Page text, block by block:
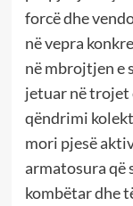
forcë dhe
në vepra
në mbrojtjen e
jetuar në trojet
qëndrimi
mori pjesë
armatosura
kombëtar dhe